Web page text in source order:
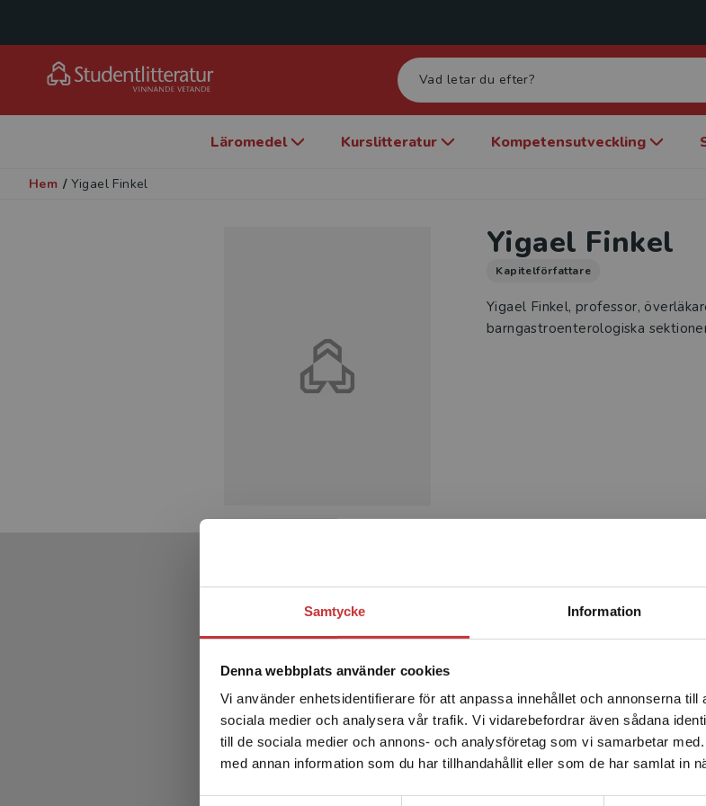
Samtycke Information
Denna webbplats använder cookies
Vi använder enhetsidentifierare för att anpassa innehållet och annonserna
sociala medier och analysera vår trafik. Vi vidarebefordrar även sådana
till de sociala medier och annons- och analysföretag som vi samarbetar
med annan information som du har tillhandahållit eller som de har samlat in
Begränsad fraktregion
Det verkar som att du besöker
enhet utanför Sverige. Vi erbjuder inte
Sverige. För att kunna slutföra ett köp måste
leveransadressen vara i Sverige.Läs mer
Läromedel Kurslitteratur Kompetensutveckling
Hem / Yigael Finkel
Yigael Finkel
Kapitelförfattare
Yigael Finkel, professor,
barngastroenterologiska
Produkter